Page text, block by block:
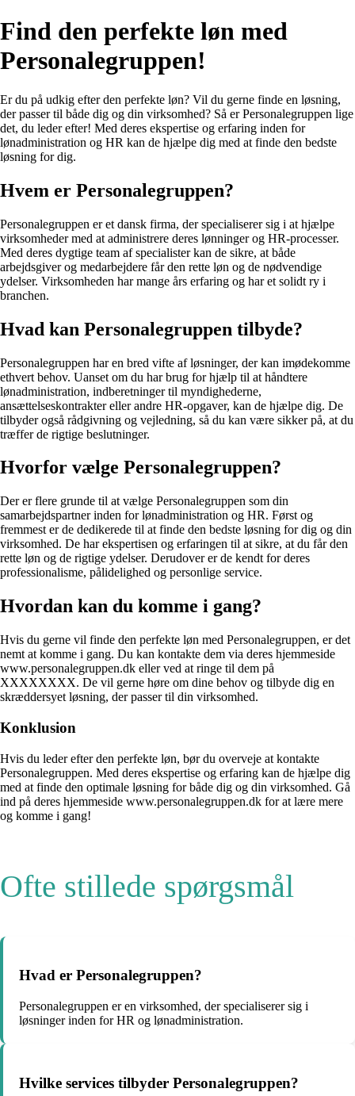
Find den perfekte løn med
Personalegruppen!
Er du på udkig efter den perfekte løn? Vil du gerne finde en løsning,
der passer til både dig og din virksomhed? Så er Personalegruppen lige
det, du leder efter! Med deres ekspertise og erfaring inden for
lønadministration og HR kan de hjælpe dig med at finde den bedste
løsning for dig.
Hvem er Personalegruppen?
Personalegruppen er et dansk firma, der specialiserer sig i at hjælpe
virksomheder med at administrere deres lønninger og HR-processer.
Med deres dygtige team af specialister kan de sikre, at både
arbejdsgiver og medarbejdere får den rette løn og de nødvendige
ydelser. Virksomheden har mange års erfaring og har et solidt ry i
branchen.
Hvad kan Personalegruppen tilbyde?
Personalegruppen har en bred vifte af løsninger, der kan imødekomme
ethvert behov. Uanset om du har brug for hjælp til at håndtere
lønadministration, indberetninger til myndighederne,
ansættelseskontrakter eller andre HR-opgaver, kan de hjælpe dig. De
tilbyder også rådgivning og vejledning, så du kan være sikker på, at du
træffer de rigtige beslutninger.
Hvorfor vælge Personalegruppen?
Der er flere grunde til at vælge Personalegruppen som din
samarbejdspartner inden for lønadministration og HR. Først og
fremmest er de dedikerede til at finde den bedste løsning for dig og din
virksomhed. De har ekspertisen og erfaringen til at sikre, at du får den
rette løn og de rigtige ydelser. Derudover er de kendt for deres
professionalisme, pålidelighed og personlige service.
Hvordan kan du komme i gang?
Hvis du gerne vil finde den perfekte løn med Personalegruppen, er det
nemt at komme i gang. Du kan kontakte dem via deres hjemmeside
www.personalegruppen.dk eller ved at ringe til dem på
XXXXXXXX. De vil gerne høre om dine behov og tilbyde dig en
skræddersyet løsning, der passer til din virksomhed.
Konklusion
Hvis du leder efter den perfekte løn, bør du overveje at kontakte
Personalegruppen. Med deres ekspertise og erfaring kan de hjælpe dig
med at finde den optimale løsning for både dig og din virksomhed. Gå
ind på deres hjemmeside www.personalegruppen.dk for at lære mere
og komme i gang!
Ofte stillede spørgsmål
Hvad er Personalegruppen?
Personalegruppen er en virksomhed, der specialiserer sig i
løsninger inden for HR og lønadministration.
Hvilke services tilbyder Personalegruppen?